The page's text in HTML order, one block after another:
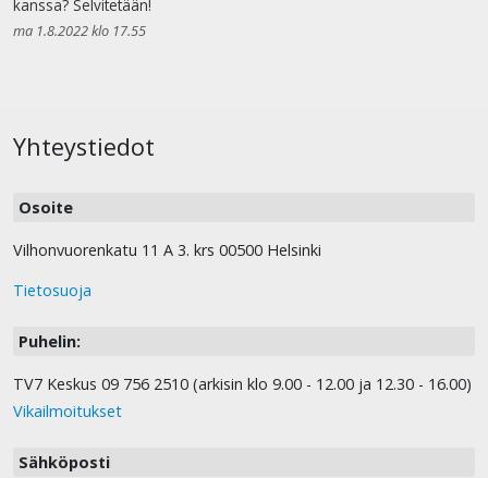
kanssa? Selvitetään!
ma 1.8.2022 klo 17.55
Yhteystiedot
Osoite
Vilhonvuorenkatu 11 A 3. krs 00500 Helsinki
Tietosuoja
Puhelin:
TV7 Keskus 09 756 2510 (arkisin klo 9.00 - 12.00 ja 12.30 - 16.00)
Vikailmoitukset
Sähköposti